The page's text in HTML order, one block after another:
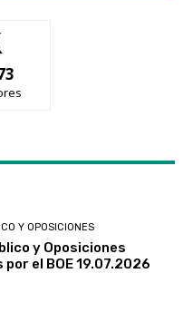
Y OPOSICIONES
y Oposiciones
el BOE 19.07.2026